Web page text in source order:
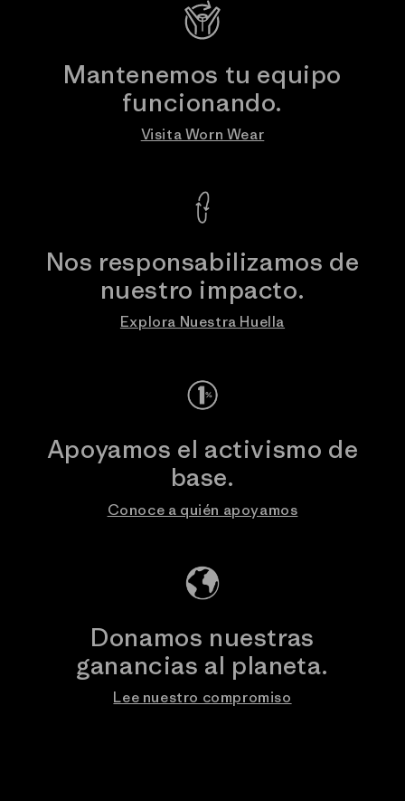
Mantenemos tu equipo
funcionando.
Visita Worn Wear
Nos responsabilizamos de
nuestro impacto.
Explora Nuestra Huella
Apoyamos el activismo de
base.
Conoce a quién apoyamos
Donamos nuestras
ganancias al planeta.
Lee nuestro compromiso